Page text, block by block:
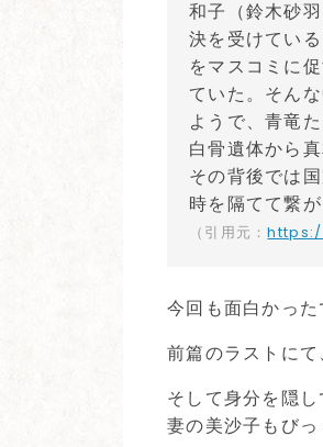
和子（鈴木砂
決を受けてい
をマスコミに
ていた。そん
ようで、青竜
白骨遺体から
その背後では
時を隔てて繋
（引用元：
今回も面白かった
前篇のラストに
そして身分を隠
妻の美沙子もびっ